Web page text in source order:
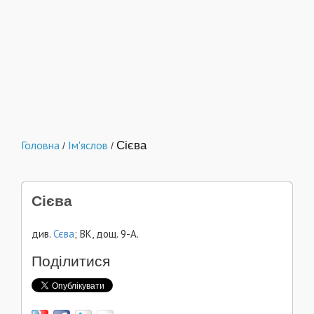
Головна / Ім'яслов / Сієва
Сієва
див. Сєва; ВК, дощ. 9-А.
Поділитися